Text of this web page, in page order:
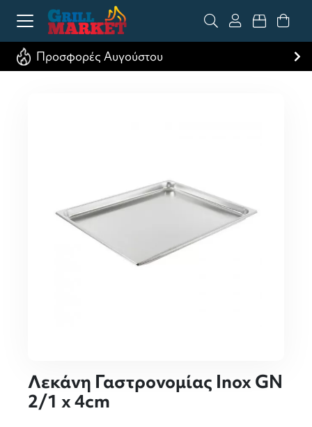
Προσφορές Αυγούστου
Λεκάνη Γαστρονομίας Inox GN
2/1 x 4cm